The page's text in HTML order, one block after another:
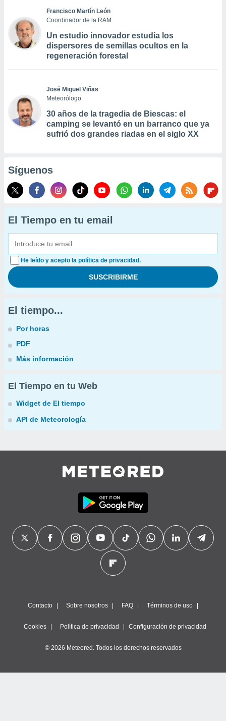
Francisco Martín León
Coordinador de la RAM
Un estudio innovador estudia los
dispersores de semillas ocultos en la
regeneración forestal
José Miguel Viñas
Meteorólogo
30 años de la tragedia de Biescas: el
camping se levantó en un barranco que ya
sufrió dos grandes riadas en el siglo XX
Síguenos
El Tiempo en tu email
He leído y acepto la política de privacidad.
El tiempo...
Por horas
PDF
Más información
El Tiempo en tu Web
Widget de El tiempo
API de Meteorología
Contacto Sobre nosotros FAQ Términos de uso
Cookies Política de privacidad Configuración de privacidad
© 2026 Meteored. Todos los derechos reservados